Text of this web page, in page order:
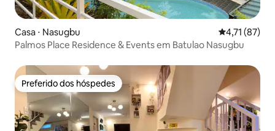
Casa ⋅ Nasugbu 4,71 de uma
4,71 (87)
Palmos Place Residence & Events em Batulao Nasugbu
Preferido dos hóspedes
Preferido dos hóspedes